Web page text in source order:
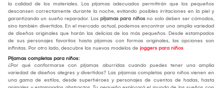
la calidad de los materiales. Los pijamas adecuados permitirán que los pequeños
descansen correctamente durante la noche, evitando posibles irritaciones en la piel y
garantizando un sueño reparador. Los pijamas para niños no solo deben ser cómodos,
sino también divertidos. En el mercado actual, podemos encontrar una amplia variedad
de diseños originales que harán las delicias de los más pequeños. Desde estampados
de sus personajes favoritos hasta pijamas con formas originales, las opciones son
infinitas. Por otro lado, descubre los nuevos modelos de joggers para niños
Pijamas completas para niños:
¿Por qué conformarse con pijamas aburridas cuando puedes tener una amplia
variedad de diseños alegres y divertidos? Las pijamas completas para niños vienen en
una gama de estilos, desde superhéroes y personajes de cuentos de hadas, hasta